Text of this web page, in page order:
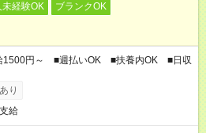
未経験OK
ブランクOK
1500円～ ■週払いOK ■扶養内OK ■日収
り
給